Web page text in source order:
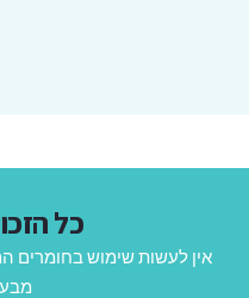
כל
אין לעשות שימוש בחומרים